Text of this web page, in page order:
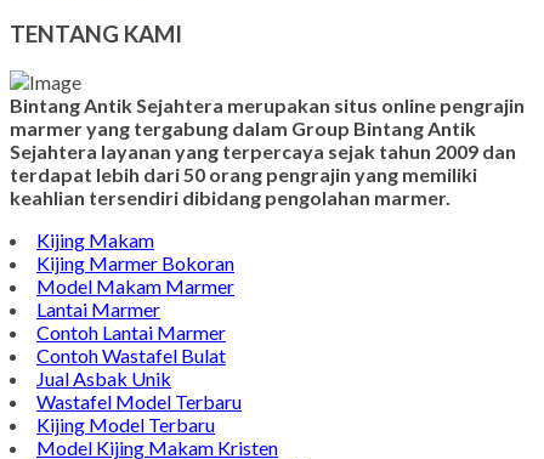
TENTANG KAMI
Bintang Antik Sejahtera merupakan situs online pengrajin
marmer yang tergabung dalam Group Bintang Antik
Sejahtera layanan yang terpercaya sejak tahun 2009 dan
terdapat lebih dari 50 orang pengrajin yang memiliki
keahlian tersendiri dibidang pengolahan marmer.
Kijing Makam
Kijing Marmer Bokoran
Model Makam Marmer
Lantai Marmer
Contoh Lantai Marmer
Contoh Wastafel Bulat
Jual Asbak Unik
Wastafel Model Terbaru
Kijing Model Terbaru
Model Kijing Makam Kristen